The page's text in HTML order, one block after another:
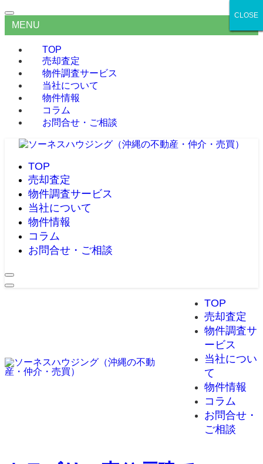
MENU
TOP
売却査定
物件調査サービス
当社について
物件情報
コラム
お問合せ・ご相談
TOP
売却査定
物件調査サービス
当社について
物件情報
コラム
お問合せ・ご相談
TOP
売却査定
物件調査サ
ービス
当社につい
て
物件情報
コラム
お問合せ・
ご相談
CLOSE
CLOSE
CLOSE
CLOSE
CLOSE
CLOSE